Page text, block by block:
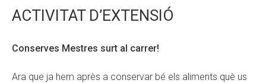
ACTIVITAT D’EXTENSIÓ
Conserves Mestres surt al carrer!
Ara que ja hem après a conservar bé els aliments què us